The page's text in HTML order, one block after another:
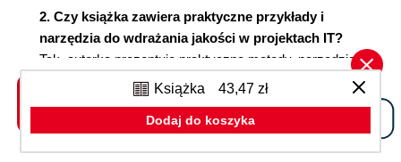
transformacji
Koła jakości
Inne koncepcje, narzędzia i techniki
zarządzania jakością
Zarządzanie jakością oprogramowania
Jakość oprogramowania
2. Czy książka zawiera praktyczne przykłady i
narzędzia do wdrażania jakości w projektach IT?
Tak, autorka prezentuje praktyczne metody, narzędzia
oraz własne doświadczenia, które pomagają wdrażać
procesy wytwarzania oprogramowania.
Książka 43,47 zł
Dodaj do koszyka